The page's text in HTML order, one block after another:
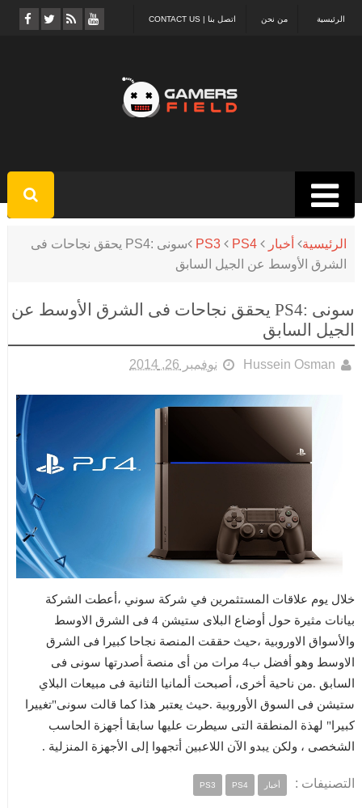
اتصل بنا | CONTACT US من نحن الرئيسية
الرئيسية أخبار PS3 PS4
سونى :PS4 يحقق نجاحات فى
الشرق الأوسط عن الجيل السابق
سونى :PS4 يحقق نجاحات فى الشرق الأوسط عن
الجيل السابق
Hussein Osman نوفمبر 26, 2014
خلال يوم علاقات المستثمرين في شركة سوني ،أعطت الشركة
بيانات مثيرة حول أوضاع البلاى ستيشن 4 فى الشرق الاوسط
والأسواق الاوروبية ،حيث حققت المنصة نجاحا كبيرا فى الشرق
الاوسط وهو أفضل ب4 مرات من أى منصة أصدرتها سونى فى
السابق .من ناحية أخرى، أصبحت ألمانيا الثانية فى مبيعات البلاي
ستيشن فى السوق الأوروبية .حيث يعتبر هذا كما قالت سونى"تغييرا
كبيرا" لهذة المنطقة التى سيطرت عليها سابقا أجهزة الحاسب
الشخصى ، ولكن يبدو الآن اللاعبين أتجهوا إلى الأجهزة المنزلية .
التصنيفات : أخبار PS3 PS4